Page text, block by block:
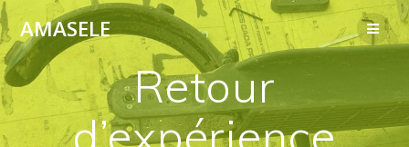
Passer
au
contenu
AMASELE
Retour